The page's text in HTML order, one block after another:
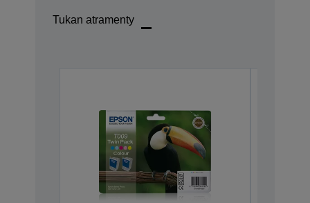
Tukan atramenty